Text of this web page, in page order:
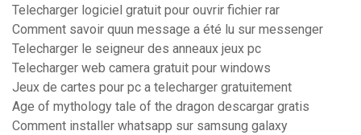
Telecharger logiciel gratuit pour ouvrir fichier rar
Comment savoir quun message a été lu sur messenger
Telecharger le seigneur des anneaux jeux pc
Telecharger web camera gratuit pour windows
Jeux de cartes pour pc a telecharger gratuitement
Age of mythology tale of the dragon descargar gratis
Comment installer whatsapp sur samsung galaxy